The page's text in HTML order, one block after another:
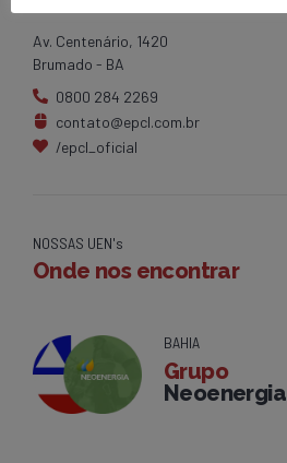
Av. Centenário, 1420
Brumado - BA
0800 284 2269
contato@epcl.com.br
/epcl_oficial
NOSSAS UEN's
Onde nos encontrar
BAHIA
Grupo
Neoenergia